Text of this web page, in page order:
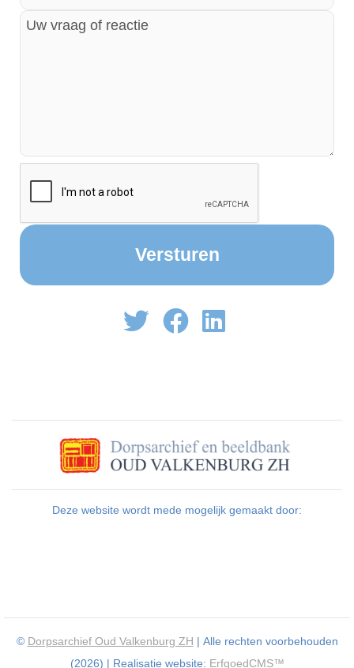
Deze website wordt mede mogelijk gemaakt door:
© Dorpsarchief Oud Valkenburg ZH | Alle rechten voorbehouden
(2026) | Realisatie website: ErfgoedCMS™